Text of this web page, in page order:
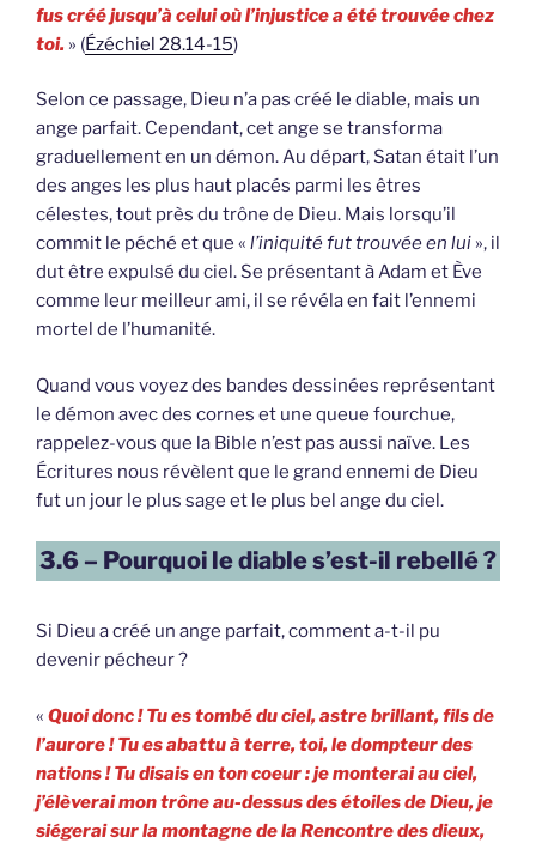
fus créé jusqu’à celui où l’injustice a été trouvée chez
toi. » (Ézéchiel 28.14-15)
Selon ce passage, Dieu n’a pas créé le diable, mais un
ange parfait. Cependant, cet ange se transforma
graduellement en un démon. Au départ, Satan était l’un
des anges les plus haut placés parmi les êtres
célestes, tout près du trône de Dieu. Mais lorsqu’il
commit le péché et que « l’iniquité fut trouvée en lui », il
dut être expulsé du ciel. Se présentant à Adam et Ève
comme leur meilleur ami, il se révéla en fait l’ennemi
mortel de l’humanité.
Quand vous voyez des bandes dessinées représentant
le démon avec des cornes et une queue fourchue,
rappelez-vous que la Bible n’est pas aussi naïve. Les
Écritures nous révèlent que le grand ennemi de Dieu
fut un jour le plus sage et le plus bel ange du ciel.
3.6 – Pourquoi le diable s’est-il rebellé ?
Si Dieu a créé un ange parfait, comment a-t-il pu
devenir pécheur ?
« Quoi donc ! Tu es tombé du ciel, astre brillant, fils de
l’aurore ! Tu es abattu à terre, toi, le dompteur des
nations ! Tu disais en ton coeur : je monterai au ciel,
j’élèverai mon trône au-dessus des étoiles de Dieu, je
siégerai sur la montagne de la Rencontre des dieux,